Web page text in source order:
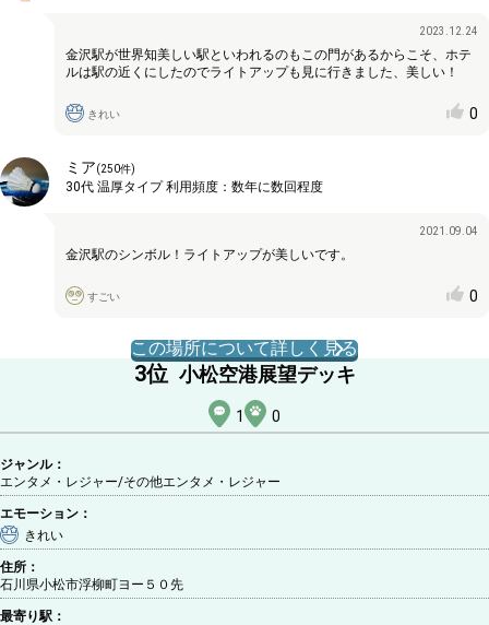
2023.12.24
金沢駅が世界知美しい駅といわれるのもこの門があるからこそ、ホテ
ルは駅の近くにしたのでライトアップも見に行きました、美しい！
きれい 0
ミア(250件)
30代 温厚タイプ利用頻度： 数年に数回程度
2021.09.04
金沢駅のシンボル！ライトアップが美しいです。
すごい 0
この場所について詳しく見る
3位 小松空港展望デッキ
1 0
ジャンル：
エンタメ・レジャー/その他エンタメ・レジャー
エモーション：
きれい
住所：
石川県小松市浮柳町ヨー５０先
最寄り駅：